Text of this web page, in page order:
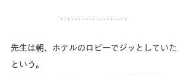
先生は朝、ホテルのロビーでジッとしていた
という。